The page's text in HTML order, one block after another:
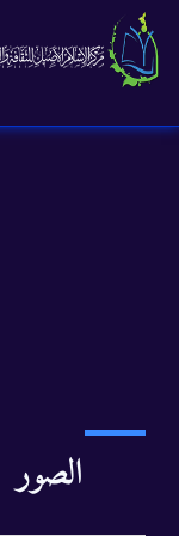
الصور